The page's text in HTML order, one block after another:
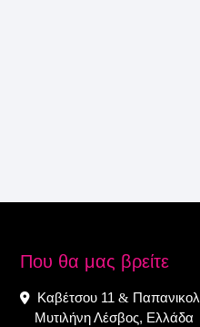
Που θα μας βρείτε
Καβέτσου 11 &
Μυτιλήνη Λέσβος, Ελλάδα